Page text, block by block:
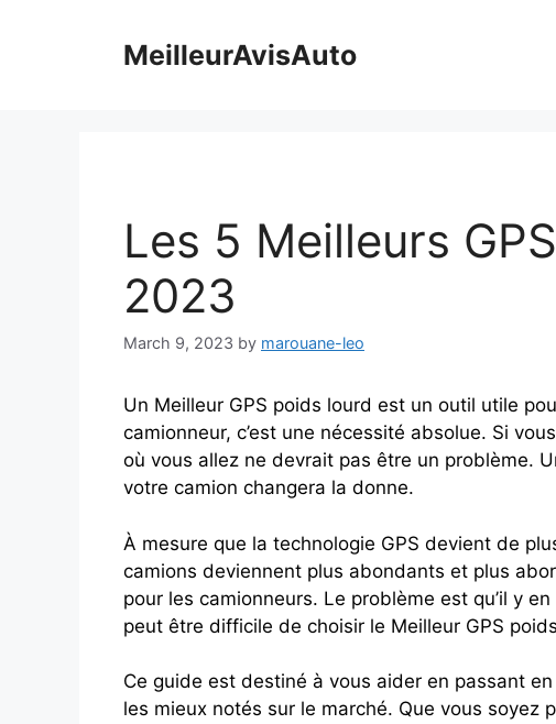
MeilleurAvisAuto
Les 5 Meilleurs
2023
March 9, 2023 by marouane-leo
Un Meilleur GPS poids lourd est un outil utile
camionneur, c’est une nécessité absolue. Si
où vous allez ne devrait pas être un problème.
votre camion changera la donne.
À mesure que la technologie GPS devient de
camions deviennent plus abondants et plus
pour les camionneurs. Le problème est qu’il y
peut être difficile de choisir le Meilleur GPS
Ce guide est destiné à vous aider en passant
les mieux notés sur le marché. Que vous soyez